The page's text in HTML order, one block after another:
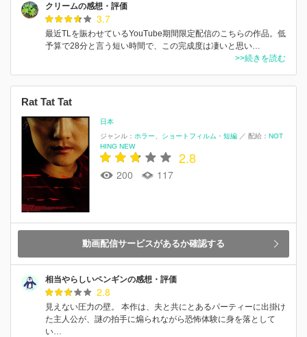
クリームの感想・評価
3.7
最近TLを賑わせているYouTube期間限定配信のこちらの作品。低
予算で28分と言う短い時間で、この完成度は凄いと思い…
>>続きを読む
Rat Tat Tat
日本
ジャンル： ホラー ショートフィルム・短編 ／ 配給： NOT
HING NEW
2.8
200 117
動画配信サービスがあるか確認する
相当やらしいペンギンの感想・評価
2.8
見えない圧力の壁。 本作は、夫と共にとあるパーティーに出掛け
た主人公が、謎の拍手に煽られながら恐怖体験に身を落として
い…